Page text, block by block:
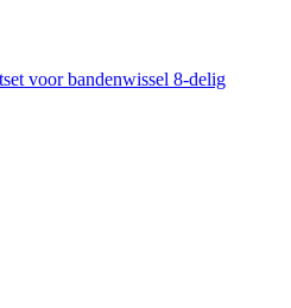
voor bandenwissel 8-delig